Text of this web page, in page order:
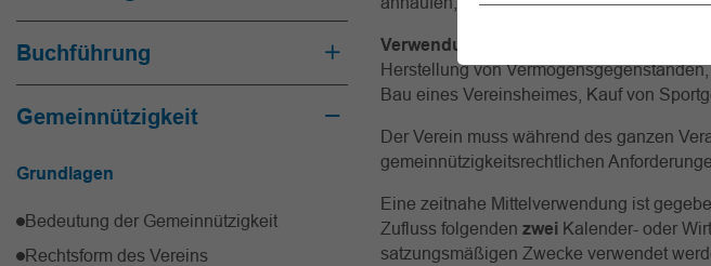
Buchführung
Gemeinnützigkeit
Grundlagen
Bedeutung der Gemeinnützigkeit
Rechtsform des Vereins
Verwendung
in diesem Sinne ist auch
Herstellung von
Bau eines Vereinsheimes, Kauf von
Der Verein muss während des ganzen
gemeinnützigkeitsrechtlichen
Eine zeitnahe Mittelverwendung ist
Zufluss folgenden zwei Kalender- oder
satzungsmäßigen Zwecke verwendet